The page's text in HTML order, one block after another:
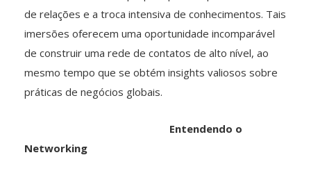
de relações e a troca intensiva de conhecimentos. Tais
imersões oferecem uma oportunidade incomparável
de construir uma rede de contatos de alto nível, ao
mesmo tempo que se obtém insights valiosos sobre
práticas de negócios globais.
Entendendo o
Networking